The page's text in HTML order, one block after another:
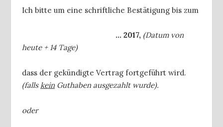
Ich bitte um eine schriftliche Bestätigung bis zum
… 2017, (Datum von
heute + 14 Tage)
dass der gekündigte Vertrag fortgeführt wird.
(fallskein Guthaben ausgezahlt wurde).
oder